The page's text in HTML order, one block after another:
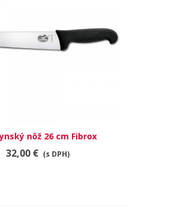
RÝCHLY NÁHĽAD
nôž 26 cm Fibrox
32,00 € (s DPH)